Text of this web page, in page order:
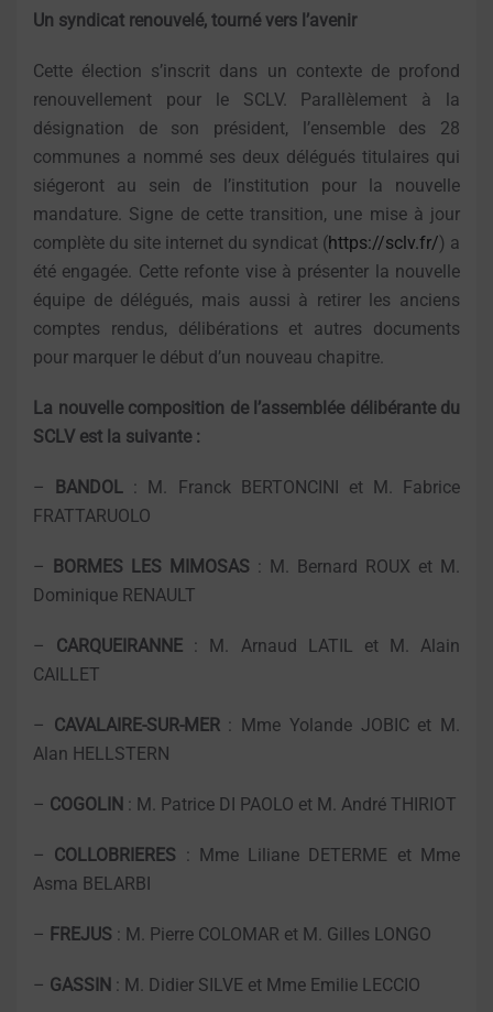
Un syndicat renouvelé, tourné vers l’avenir
Cette élection s’inscrit dans un contexte de profond
renouvellement pour le SCLV. Parallèlement à la
désignation de son président, l’ensemble des 28
communes a nommé ses deux délégués titulaires qui
siégeront au sein de l’institution pour la nouvelle
mandature. Signe de cette transition, une mise à jour
complète du site internet du syndicat (https://sclv.fr/) a
été engagée. Cette refonte vise à présenter la nouvelle
équipe de délégués, mais aussi à retirer les anciens
comptes rendus, délibérations et autres documents
pour marquer le début d’un nouveau chapitre.
La nouvelle composition de l’assemblée délibérante du
SCLV est la suivante :
– BANDOL : M. Franck BERTONCINI et M. Fabrice
FRATTARUOLO
– BORMES LES MIMOSAS : M. Bernard ROUX et M.
Dominique RENAULT
– CARQUEIRANNE : M. Arnaud LATIL et M. Alain
CAILLET
– CAVALAIRE-SUR-MER: Mme Yolande JOBIC et M.
Alan HELLSTERN
– COGOLIN : M. Patrice DI PAOLO et M. André THIRIOT
– COLLOBRIERES : Mme Liliane DETERME et Mme
Asma BELARBI
– FREJUS : M. Pierre COLOMAR et M. Gilles LONGO
– GASSIN : M. Didier SILVE et Mme Emilie LECCIO